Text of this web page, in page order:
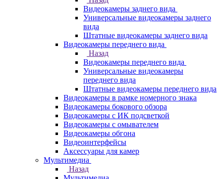
Видеокамеры заднего вида
Универсальные видеокамеры заднего
вида
Штатные видеокамеры заднего вида
Видеокамеры переднего вида
Назад
Видеокамеры переднего вида
Универсальные видеокамеры
переднего вида
Штатные видеокамеры переднего вида
Видеокамеры в рамке номерного знака
Видеокамеры бокового обзора
Видеокамеры с ИК подсветкой
Видеокамеры с омывателем
Видеокамеры обгона
Видеоинтерфейсы
Аксессуары для камер
Мультимедиа
Назад